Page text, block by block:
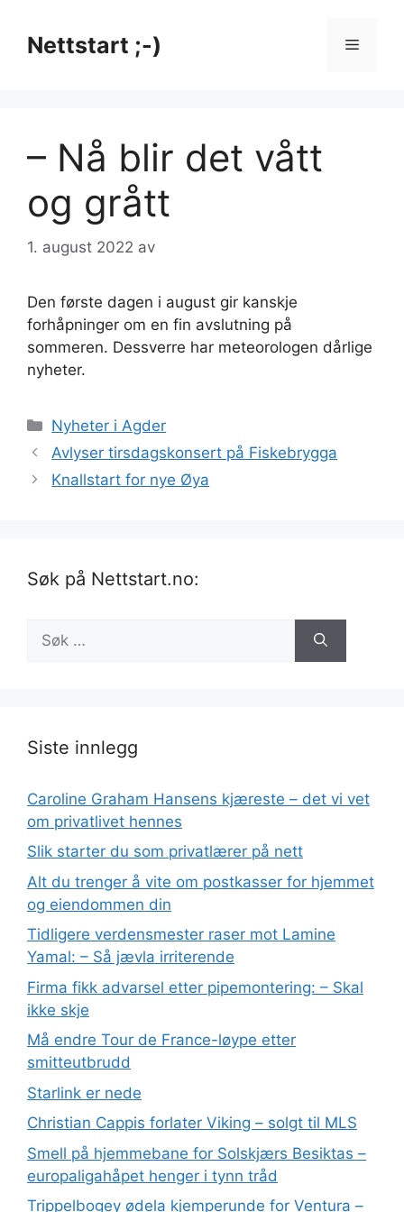
innholdNettstart ;-) Meny
– Nå blir det vått
og grått
1. august 2022 av
Den første dagen i august gir kanskje
forhåpninger om en fin avslutning på
sommeren. Dessverre har meteorologen dårlige
nyheter.
Kategorier
Nyheter i Agder
Avlyser tirsdagskonsert på Fiskebrygga
Knallstart for nye Øya
Søk på Nettstart.no:
etter:
Siste innlegg
Caroline Graham Hansens kjæreste – det vi vet
om privatlivet hennes
Slik starter du som privatlærer på nett
Alt du trenger å vite om postkasser for hjemmet
og eiendommen din
Tidligere verdensmester raser mot Lamine
Yamal: – Så jævla irriterende
Firma fikk advarsel etter pipemontering: – Skal
ikke skje
Må endre Tour de France-løype etter
smitteutbrudd
Starlink er nede
Christian Cappis forlater Viking – solgt til MLS
Smell på hjemmebane for Solskjærs Besiktas –
europaligahåpet henger i tynn tråd
Trippelbogey ødela kjemperunde for Ventura –